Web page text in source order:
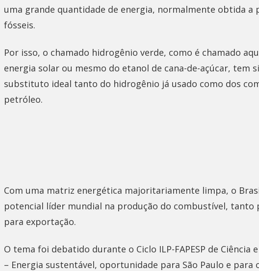
uma grande quantidade de energia, normalmente obtida a
fósseis.
Por isso, o chamado hidrogênio verde, como é chamado
energia solar ou mesmo do etanol de cana-de-açúcar, tem
substituto ideal tanto do hidrogênio já usado como dos
petróleo.
Com uma matriz energética majoritariamente limpa, o
potencial líder mundial na produção do combustível, tanto
para exportação.
O tema foi debatido durante o Ciclo ILP-FAPESP de Ciência
– Energia sustentável, oportunidade para São Paulo e para